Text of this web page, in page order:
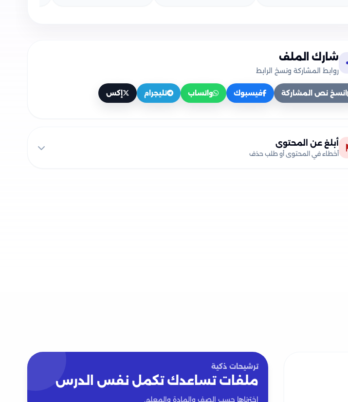
شارك الملف
روابط المشاركة ونسخ الرابط
انسخ نص المشاركة فيسبوك واتساب تليجرام إكس
أبلغ عن المحتوى
أخطاء في المحتوى أو طلب حذف
ترشيحات ذكية
ملفات تساعدك تكمل نفس الدرس
اخترناها حسب الصف والمادة والمعلم.